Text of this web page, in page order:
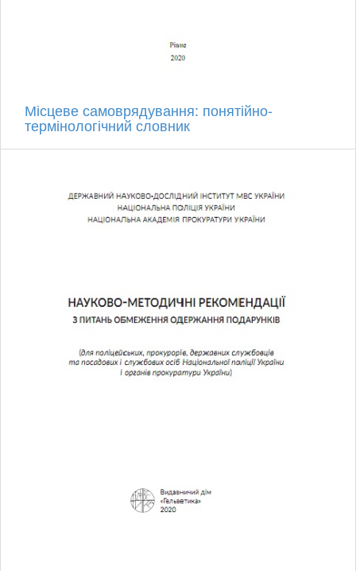
Місцеве самоврядування: понятійно-
термінологічний словник